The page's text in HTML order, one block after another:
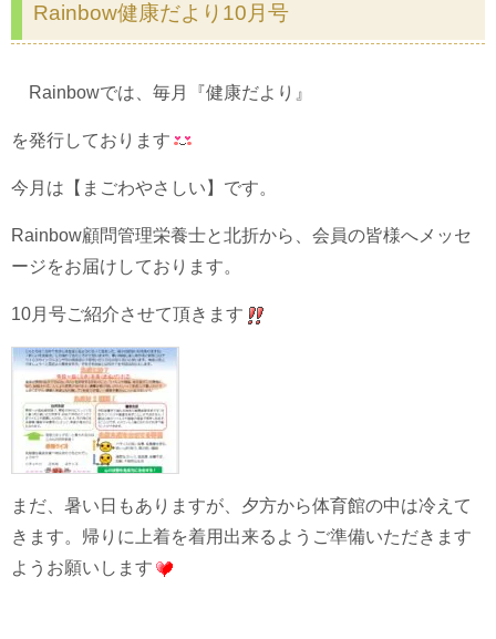
Rainbow健康だより10月号
Rainbowでは、毎月『健康だより』
を発行しております
今月は【まごわやさしい】 です。
Rainbow顧問管理栄養士と北折から、会員の皆様へメッセ
ージをお届けしております。
10月号ご紹介させて頂きます
まだ、暑い日もありますが、夕方から体育館の中は冷えて
きます。帰りに上着を着用出来るようご準備いただきます
ようお願いします